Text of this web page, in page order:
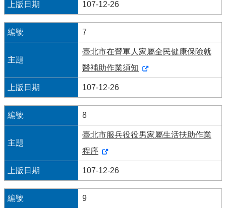
見
答
語
彙
臺
北
卡
府
網
站
資
料
107-12-26
7
臺北市在營軍人家屬全民健康保險就
醫補助作業須知
107-12-26
8
臺北市服兵役役男家屬生活扶助作業
程序
107-12-26
9